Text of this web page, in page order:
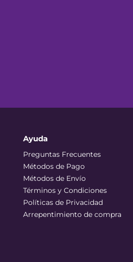
Ayuda
Preguntas Frecuentes
Métodos de Pago
Métodos de Envío
Términos y Condiciones
Políticas de Privacidad
Arrepentimiento de compra